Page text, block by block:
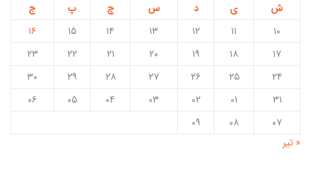
ش
ی د س چ پ
ج
۱۰
۱۱ ۱۲ ۱۳ ۱۴ ۱۵
۱۶
۱۷
۱۸ ۱۹ ۲۰ ۲۱ ۲۲
۲۳
۲۴
۲۵ ۲۶ ۲۷ ۲۸ ۲۹
۳۰
۳۱
۰۱ ۰۲ ۰۳ ۰۴ ۰۵
۰۶
۰۷
۰۸
۰۹
« تیر